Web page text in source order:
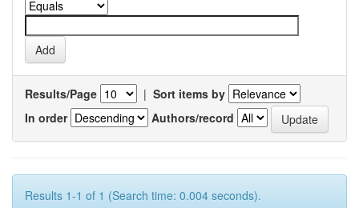
Results/Page | Sort items by
In order
Authors/record
Results 1-1 of 1 (Search time: 0.004 seconds).